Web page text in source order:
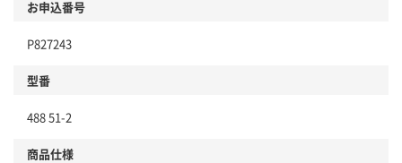
お申込番号
P827243
型番
488 51-2
商品仕様